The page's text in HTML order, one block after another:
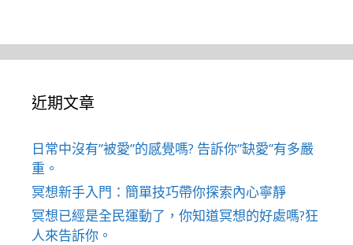
近期文章
日常中沒有”被愛”的感覺嗎? 告訴你”缺愛”有多嚴
重。
冥想新手入門：簡單技巧帶你探索內心寧靜
冥想已經是全民運動了，你知道冥想的好處嗎?狂
人來告訴你。